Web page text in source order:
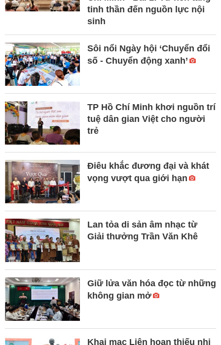
tinh thần đến nguồn lực nội
sinh
Sôi nổi Ngày hội ‘Chuyển đổi
số - Chuyển động xanh’
TP Hồ Chí Minh khơi nguồn trí
tuệ dân gian Việt cho người
trẻ
Điêu khắc đương đại và khát
vọng vượt qua giới hạn
Lan tỏa di sản âm nhạc từ
Giải thưởng Trần Văn Khê
Giữ lửa văn hóa đọc từ những
không gian mở
Khai mạc Liên hoan thiếu nhi